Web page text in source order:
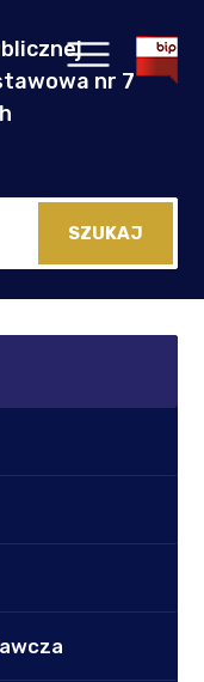
nr 7